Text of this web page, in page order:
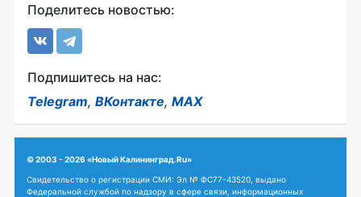
Поделитесь новостью:
Подпишитесь на нас:
Telegram, ВКонтакте, MAX
© 2003 - 2026 «Новый Калининград.Ru»
Свидетельство о регистрации СМИ: Эл № ФС77-43520, выдано
Федеральной службой по надзору в сфере связи, информационных